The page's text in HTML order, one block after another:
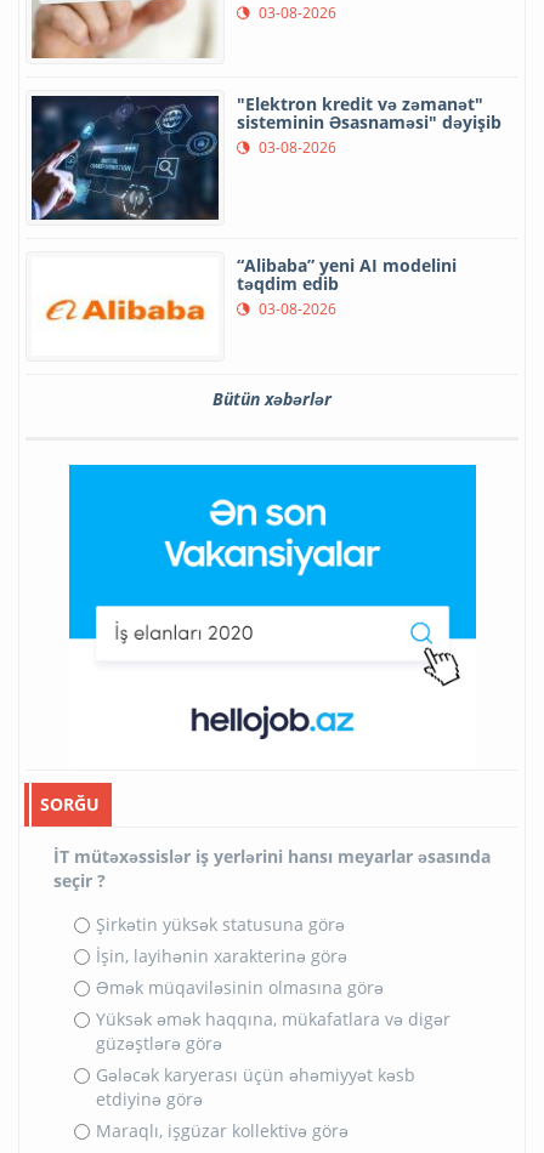
03-08-2026
"Elektron kredit və zəmanət"
sisteminin Əsasnaməsi" dəyişib
03-08-2026
“Alibaba” yeni AI modelini
təqdim edib
03-08-2026
Bütün xəbərlər
SORĞU
İT mütəxəssislər iş yerlərini hansı meyarlar əsasında
seçir ?
Şirkətin yüksək statusuna görə
İşin, layihənin xarakterinə görə
Əmək müqaviləsinin olmasına görə
Yüksək əmək haqqına, mükafatlara və digər
güzəştlərə görə
Gələcək karyerası üçün əhəmiyyət kəsb
etdiyinə görə
Maraqlı, işgüzar kollektivə görə